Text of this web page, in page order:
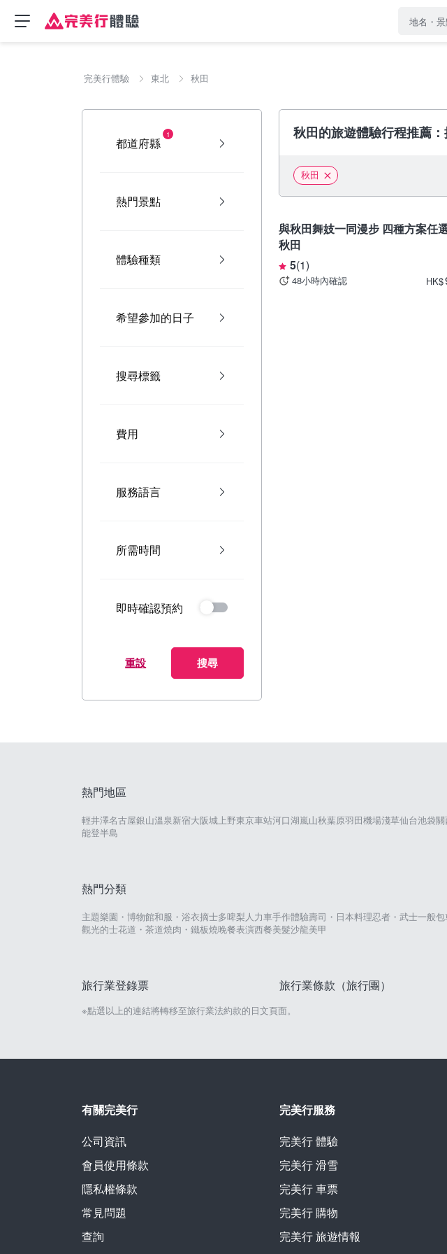
完美行體驗 東北 秋田
都道府縣
1
熱門景點
體驗種類
希望參加的日子
搜尋標籤
費用
服務語言
所需時間
即時確認預約
重設 搜尋
秋田的旅遊體驗行程推薦
秋田
與秋田舞妓一同漫步 四種方案任
秋田
5(1)
48小時內確認 HK$
熱門地區
輕井澤名古屋銀山溫泉新宿大阪城 上野東京車站河口湖嵐山秋葉原羽田機場淺草仙台池袋關
能登半島
熱門分類
主題樂園・博物館和服・浴衣摘士多啤梨人力車手作體驗壽司・日本料理忍者・武士一般
觀光的士花道・茶道燒肉・鐵板燒晚餐表演西餐美髮沙龍美甲
旅行業登錄票 旅行業條款（旅行團）
※點選以上的連結將轉移至旅行業法約款的日文頁面。
有關完美行
公司資訊
會員使用條款
隱私權條款
常見問題
查詢
完美行服務
完美行體驗
完美行滑雪
完美行車票
完美行購物
完美行旅遊情報